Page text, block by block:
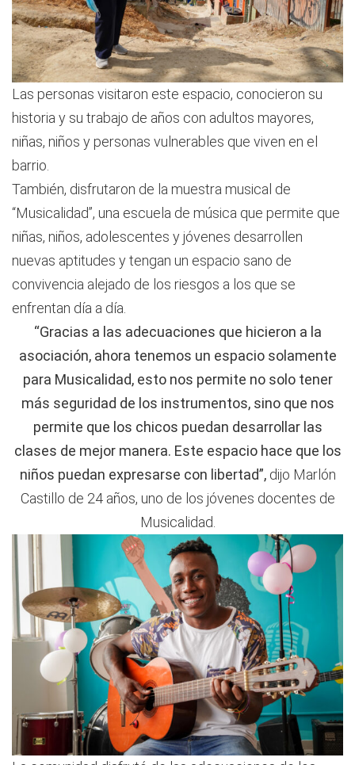
Las personas visitaron este espacio, conocieron su
historia y su trabajo de años con adultos mayores,
niñas, niños y personas vulnerables que viven en el
barrio.
También, disfrutaron de la muestra musical de
“Musicalidad”, una escuela de música que permite que
niñas, niños, adolescentes y jóvenes desarrollen
nuevas aptitudes y tengan un espacio sano de
convivencia alejado de los riesgos a los que se
enfrentan día a día.
“Gracias a las adecuaciones que hicieron a la
asociación, ahora tenemos un espacio solamente
para Musicalidad, esto nos permite no solo tener
más seguridad de los instrumentos, sino que nos
permite que los chicos puedan desarrollar las
clases de mejor manera. Este espacio hace que los
niños puedan expresarse con libertad”, dijo Marlón
Castillo de 24 años, uno de los jóvenes docentes de
Musicalidad.